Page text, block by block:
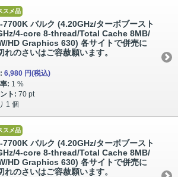
スメ品
バルク (4.20GHz/ターボブースト
4-core 8-thread/Total Cache 8MB/
HD Graphics 630) 各サイトで併売に
れのさいはご容赦願います。
6,980 円(税込)
: 1 %
ト: 70 pt
1 個
スメ品
バルク (4.20GHz/ターボブースト
4-core 8-thread/Total Cache 8MB/
HD Graphics 630) 各サイトで併売に
れのさいはご容赦願います。